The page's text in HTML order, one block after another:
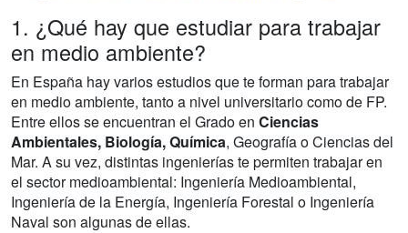
1. ¿Qué hay que estudiar para trabajar
en medio ambiente?
En España hay varios estudios que te forman para trabajar
en medio ambiente, tanto a nivel universitario como de FP.
Entre ellos se encuentran el Grado en Ciencias
Ambientales, Biología, Química, Geografía o Ciencias del
Mar. A su vez, distintas ingenierías te permiten trabajar en
el sector medioambiental: Ingeniería Medioambiental,
Ingeniería de la Energía, Ingeniería Forestal o Ingeniería
Naval son algunas de ellas.